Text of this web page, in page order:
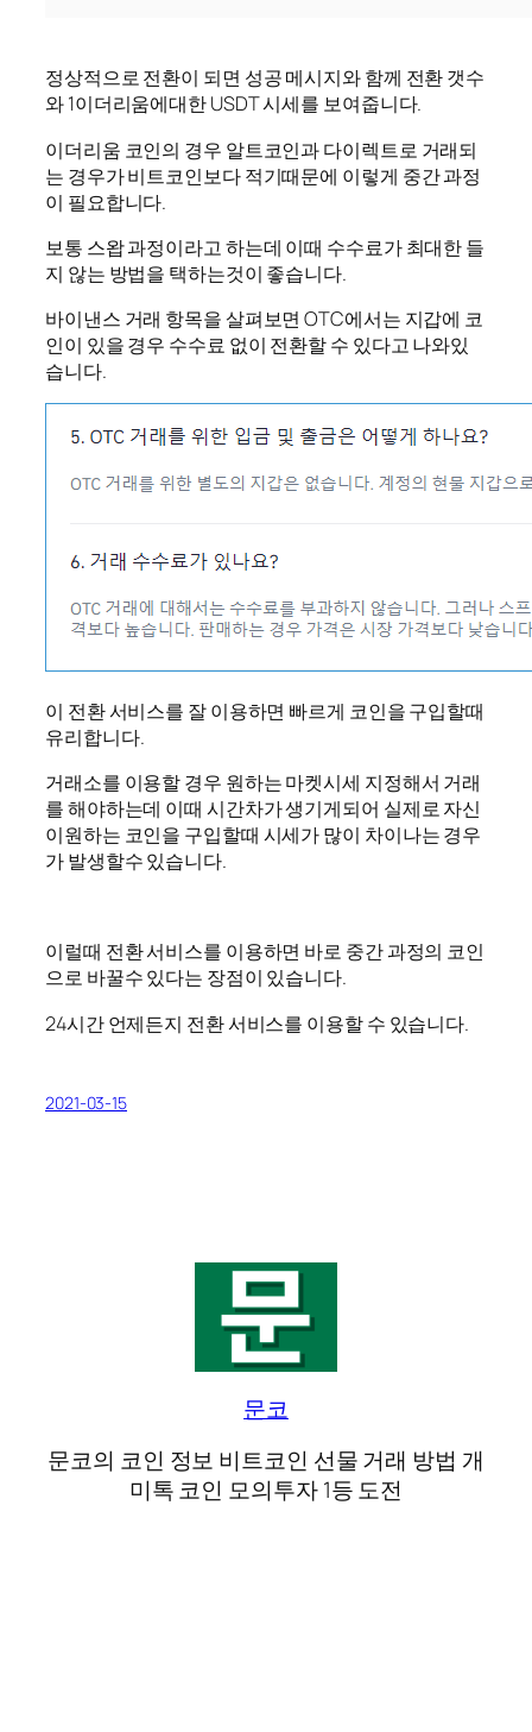
정상적으로 전환이 되면 성공 메시지와 함께 전환 갯수
와 1이더리움에대한 USDT 시세를 보여줍니다.
이더리움 코인의 경우 알트코인과 다이렉트로 거래되
는 경우가 비트코인보다 적기때문에 이렇게 중간 과정
이 필요합니다.
보통 스왑 과정이라고 하는데 이때 수수료가 최대한 들
지 않는 방법을 택하는것이 좋습니다.
바이낸스 거래 항목을 살펴보면 OTC에서는 지갑에 코
인이 있을 경우 수수료 없이 전환할 수 있다고 나와있
습니다.
이 전환 서비스를 잘 이용하면 빠르게 코인을 구입할때
유리합니다.
거래소를 이용할 경우 원하는 마켓시세 지정해서 거래
를 해야하는데 이때 시간차가 생기게되어 실제로 자신
이원하는 코인을 구입할때 시세가 많이 차이나는 경우
가 발생할수 있습니다.
이럴때 전환 서비스를 이용하면 바로 중간 과정의 코인
으로 바꿀수 있다는 장점이 있습니다.
24시간 언제든지 전환 서비스를 이용할 수 있습니다.
2021-03-15
문코
문코의 코인 정보 비트코인 선물 거래 방법 개
미톡 코인 모의투자 1등 도전